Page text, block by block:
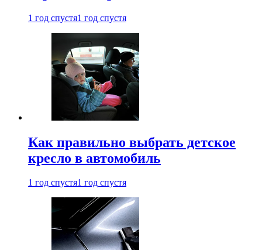
1 год спустя1 год спустя
Как правильно выбрать детское
кресло в автомобиль
1 год спустя1 год спустя